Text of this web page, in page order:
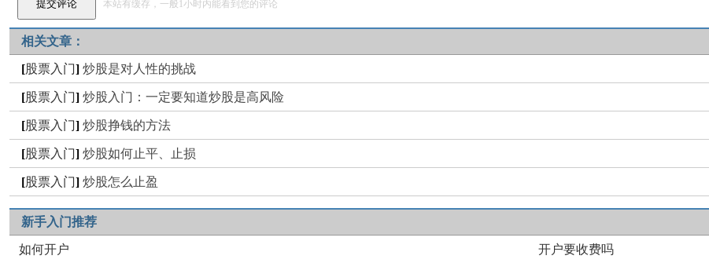
本站有缓存，一般1小时内能看到您的评论
相关文章：
[股票入门] 炒股是对人性的挑战
[股票入门] 炒股入门：一定要知道炒股是高风险
[股票入门] 炒股挣钱的方法
[股票入门] 炒股如何止平、止损
[股票入门] 炒股怎么止盈
新手入门推荐
如何开户 开户要收费吗